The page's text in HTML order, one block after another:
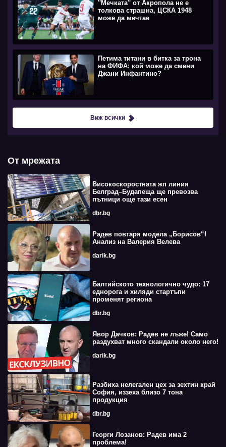
''Мечката'' от Акропола не е
толкова страшна, ЦСКА 1948
може да мечтае
Петима титани в битка за трона
на ФИФА: кой може да смени
Джани Инфантино?
Виж всички
От мрежата
Високоскоростната жп линия
Белград–Будапеща ще превозва
пътници още тази есен
dbr.bg
Радев повтаря модела „Борисов“!
Анализ на Валерия Велева
darik.bg
Балтийското технологично чудо: 17
еднорога и хиляди стартъпи
променят региона
dbr.bg
Явор Дачков: Радев не лъже! Само
раздухват много скандали около него!
darik.bg
Разбиха нелегален цех за зехтин край
София, иззеха близо 7 тона
продукция
dbr.bg
Георги Лозанов: Радев има 2
проблема!